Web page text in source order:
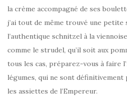
la crème accompagné de ses
j’ai tout de même trouvé une
l’authentique schnitzel à la
comme le strudel, qu’il soit aux
tous les cas, préparez-vous à faire
légumes, qui ne sont définitivement
les assiettes de l’Empereur.